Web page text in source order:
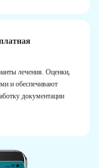
лечения. Оценки,
и обеспечивают
документации